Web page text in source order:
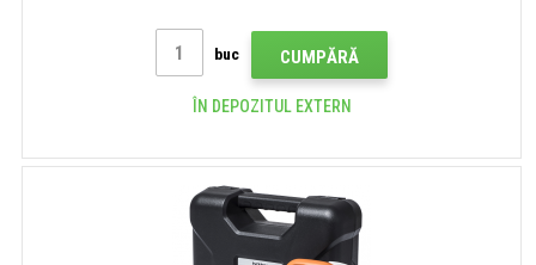
buc CUMPĂRĂ
ÎN DEPOZITUL EXTERN